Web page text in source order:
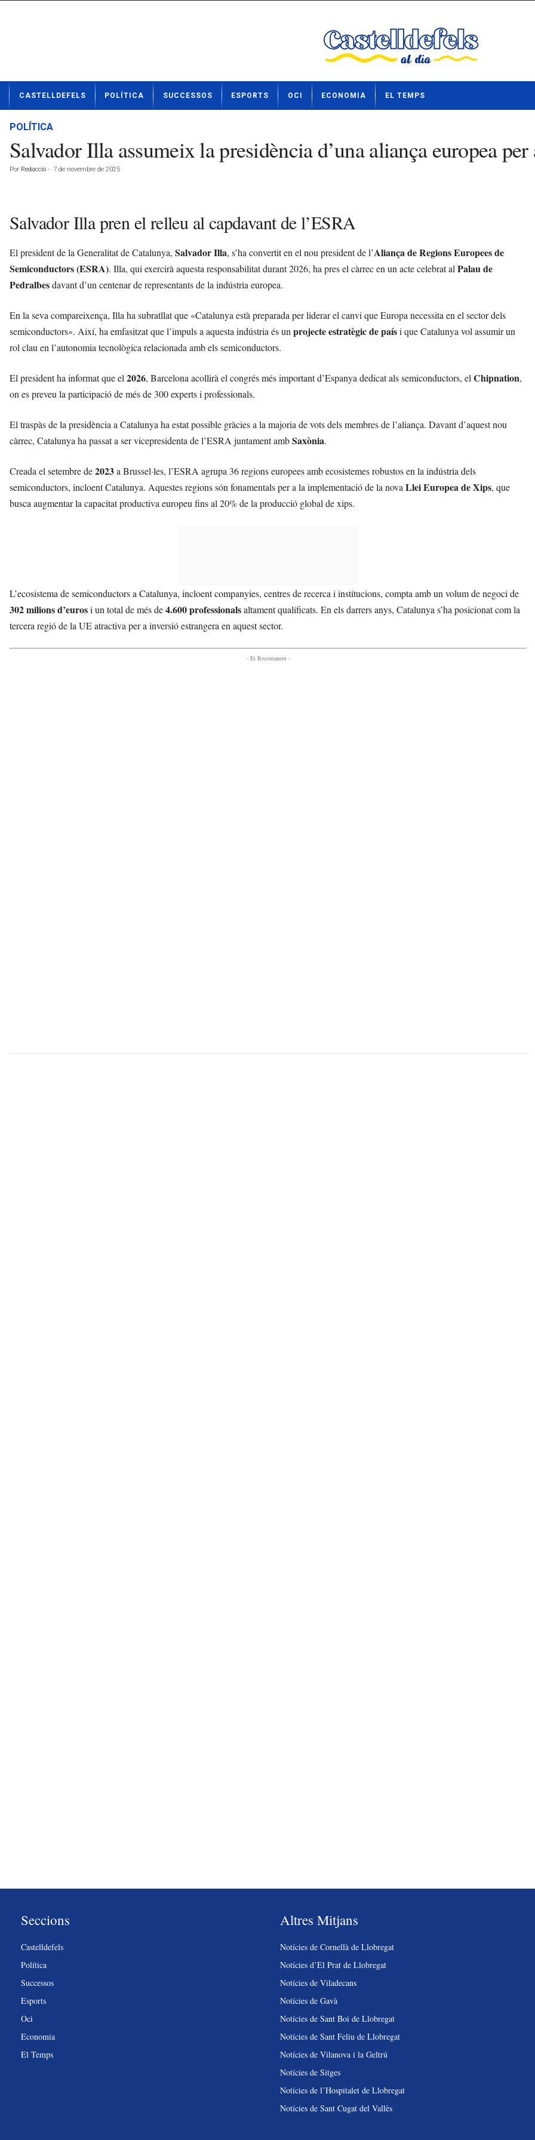
t
CASTELLDEFELS POLÍTICA SUCCESSOS ESPORTS OCI ECONOMIA EL TEMPS
POLÍTICA
Salvador Illa assumeix la presidència d’una aliança europea
Por Redacció - 7 de novembre de 2025
Salvador Illa pren el relleu al capdavant de l’ESRA
El president de la Generalitat de Catalunya, Salvador Illa, s’ha convertit en el nou president de l’Aliança de Regions Europees de
Semiconductors (ESRA). Illa, qui exercirà aquesta responsabilitat durant 2026, ha pres el càrrec en un acte celebrat al Palau de
Pedralbesdavant d’un centenar de representants de la indústria europea.
En la seva compareixença, Illa ha subratllat que «Catalunya està preparada per liderar el canvi que Europa necessita en el sector dels
semiconductors». Així, ha emfasitzat que l’impuls a aquesta indústria és un projecte estratègic de paísi que Catalunya vol assumir un
rol clau en l’autonomia tecnològica relacionada amb els semiconductors.
El president ha informat que el 2026, Barcelona acollirà el congrés més important d’Espanya dedicat als semiconductors, el Chipnation,
on es preveu la participació de més de 300 experts i professionals.
El traspàs de la presidència a Catalunya ha estat possible gràcies a la majoria de vots dels membres de l’aliança. Davant d’aquest nou
càrrec, Catalunya ha passat a ser vicepresidenta de l’ESRA juntament ambSaxònia.
Creada el setembre de2023a Brussel·les, l’ESRA agrupa 36 regions europees amb ecosistemes robustos en la indústria dels
semiconductors, incloent Catalunya. Aquestes regions són fonamentals per a la implementació de la nova Llei Europea de Xips, que
busca augmentar la capacitat productiva europeu fins al 20% de la producció global de xips.
L’ecosistema de semiconductors a Catalunya, incloent companyies, centres de recerca i institucions, compta amb un volum de negoci de
302 milions d’eurosi un total de més de4.600 professionalsaltament qualificats. En els darrers anys, Catalunya s’ha posicionat com la
tercera regió de la UE atractiva per a inversió estrangera en aquest sector.
- Et Recomanem -
Seccions
Castelldefels
Política
Successos
Esports
Oci
Economia
El Temps
Altres Mitjans
Notícies de Cornellà de Llobregat
Notícies d’El Prat de Llobregat
Notícies de Viladecans
Notícies de Gavà
Notícies de Sant Boi de Llobregat
Notícies de Sant Feliu de Llobregat
Notícies de Vilanova i la Geltrú
Notícies de Sitges
Notícies de l’Hospitalet de Llobregat
Notícies de Sant Cugat del Vallès